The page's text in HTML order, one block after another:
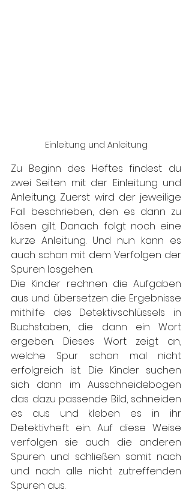
Einleitung und Anleitung
Zu Beginn des Heftes findest du
zwei Seiten mit der Einleitung und
Anleitung. Zuerst wird der jeweilige
Fall beschrieben, den es dann zu
lösen gilt. Danach folgt noch eine
kurze Anleitung. Und nun kann es
auch schon mit dem Verfolgen der
Spuren losgehen.
Die Kinder rechnen die Aufgaben
aus und übersetzen die Ergebnisse
mithilfe des Detektivschlüssels in
Buchstaben, die dann ein Wort
ergeben. Dieses Wort zeigt an,
welche Spur schon mal nicht
erfolgreich ist. Die Kinder suchen
sich dann im Ausschneidebogen
das dazu passende Bild, schneiden
es aus und kleben es in ihr
Detektivheft ein. Auf diese Weise
verfolgen sie auch die anderen
Spuren und schließen somit nach
und nach alle nicht zutreffenden
Spuren aus.